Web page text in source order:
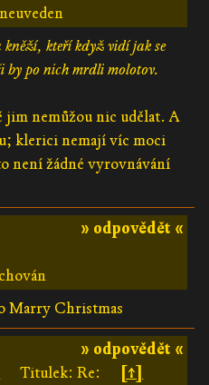
kněží, kteří když vidí jak se
po nich mrdli molotov.
jim nemůžou nic udělat. A
klerici nemají víc moci
není žádné vyrovnávání
» odpovědět «
Marry Christmas
» odpovědět «
Titulek: Re:
[↑]